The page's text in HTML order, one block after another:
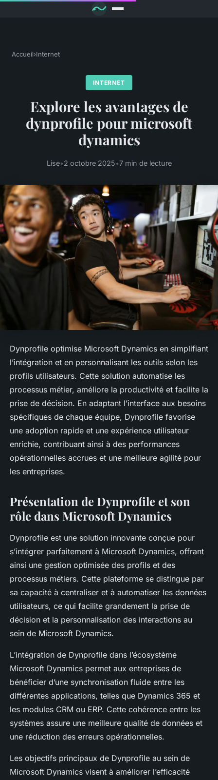
Accueil›Internet
INTERNET
Explore les avantages de
dynprofile pour microsoft
dynamics
Lise•2 octobre 2025•7 min de lecture
Dynprofile optimise Microsoft Dynamics en simplifiant
l’intégration et en personnalisant les outils selon les
profils utilisateurs. Cette solution automatise les
processus métier, améliore la productivité et facilite la
prise de décision. En adaptant l’interface aux besoins
spécifiques de chaque équipe, Dynprofile favorise
une adoption rapide et une expérience utilisateur
enrichie, contribuant ainsi à des performances
opérationnelles accrues et une meilleure agilité pour
les entreprises.
Présentation de Dynprofile et son
rôle dans Microsoft Dynamics
Dynprofile est une solution innovante conçue pour
s’intégrer parfaitement à Microsoft Dynamics, offrant
ainsi une gestion optimisée des profils et des
processus métiers. Cette plateforme se distingue par
sa capacité à centraliser et à automatiser les données
utilisateurs, ce qui facilite grandement la prise de
décision et la personnalisation des interactions au
sein de Microsoft Dynamics.
L’intégration de Dynprofile dans l’écosystème
Microsoft Dynamics permet aux entreprises de
bénéficier d’une synchronisation fluide entre les
différentes applications, telles que Dynamics 365 et
les modules CRM ou ERP. Cette cohérence entre les
systèmes assure une meilleure qualité de données et
une réduction des erreurs opérationnelles.
Les objectifs principaux de Dynprofile au sein de
Microsoft Dynamics visent à améliorer l’efficacité